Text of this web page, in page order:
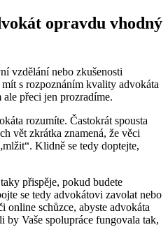
opravdu vhodný
vzdělání nebo zkušenosti
s rozpoznáním kvality advokáta
přeci jen prozradíme.
rozumíte. Častokrát spousta
vět zkrátka znamená, že věci
Klidně se tedy doptejte,
přispěje, pokud budete
se tedy advokátovi zavolat nebo
online schůzce, abyste advokáta
Vaše spolupráce fungovala tak,